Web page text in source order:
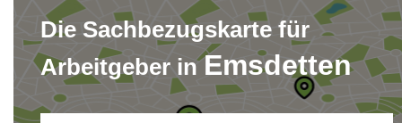
Die Sachbezugskarte für
Arbeitgeber inEmsdetten